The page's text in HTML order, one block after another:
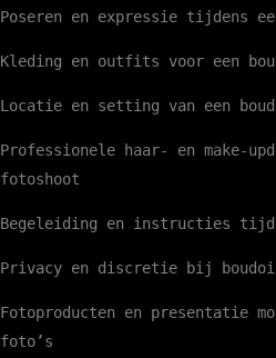
Poseren en expressie tijdens
Kleding en outfits voor een
Locatie en setting van een
Professionele haar- en make-
fotoshoot
Begeleiding en instructies
Privacy en discretie bij
Fotoproducten en presentatie
foto’s